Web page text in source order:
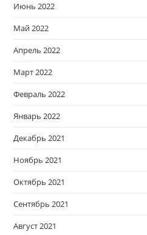
Июнь 2022
Май 2022
Апрель 2022
Март 2022
Февраль 2022
Январь 2022
Декабрь 2021
Ноябрь 2021
Октябрь 2021
Сентябрь 2021
Август 2021